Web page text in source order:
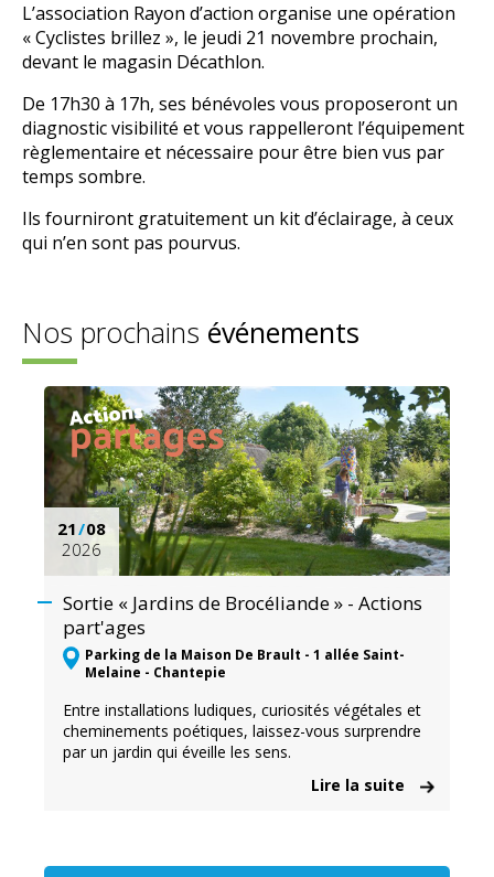
L’association Rayon d’action organise une opération
« Cyclistes brillez », le jeudi 21 novembre prochain,
devant le magasin Décathlon.
De 17h30 à 17h, ses bénévoles vous proposeront un
diagnostic visibilité et vous rappelleront l’équipement
règlementaire et nécessaire pour être bien vus par
temps sombre.
Ils fourniront gratuitement un kit d’éclairage, à ceux
qui n’en sont pas pourvus.
Nos prochains événements
21/08
2026
Sortie « Jardins de Brocéliande » - Actions
part'ages
Parking de la Maison De Brault - 1 allée Saint-
Melaine - Chantepie
Entre installations ludiques, curiosités végétales et
cheminements poétiques, laissez-vous surprendre
par un jardin qui éveille les sens.
Lire la suite